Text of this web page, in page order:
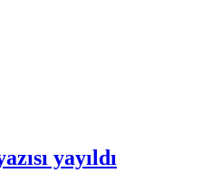
yayıldı